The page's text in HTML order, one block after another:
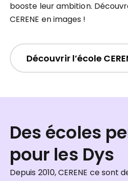
booste leur ambition.
CERENE en images !
Découvrir l’école
Des écoles
pour les Dys
Depuis 2010, CERENE ce sont